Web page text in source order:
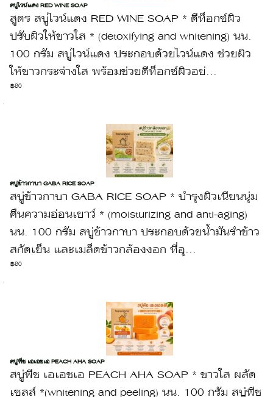
สบู่ไวน์แดง RED WINE SOAP
สูตร สบู่ไวน์แดง RED WINE SOAP * ดีท็อกซ์ผิว
ปรับผิวให้ขาวใส * (detoxifying and whitening) นน.
100 กรัม สบู่ไวน์แดง ประกอบด้วยไวน์แดง ช่วยผิว
ให้ขาวกระจ่างใส พร้อมช่วยดีท็อกซ์ผิวอย่...
฿80
สบู่ข้าวกาบา GABA RICE SOAP
สบู่ข้าวกาบา GABA RICE SOAP * บำรุงผิวเนียนนุ่ม
คืนความอ่อนเยาว์ * (moisturizing and anti-aging)
นน. 100 กรัม สบู่ข้าวกาบา ประกอบด้วยน้ำมันรำข้าว
สกัดเย็น และเมล็ดข้าวกล้องงอก ที่อุ...
฿80
สบู่พีช เอเอชเอ PEACH AHA SOAP
สบู่พีช เอเอชเอ PEACH AHA SOAP * ขาวใส ผลัด
เซลล์ *(whitening and peeling) นน. 100 กรัม สบู่พีช